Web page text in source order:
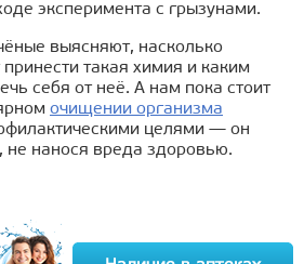
эксперимента с грызунами.
выясняют, насколько
такая химия и каким
себя от неё. А нам пока стоит
очищении организма
целями — он
не нанося вреда здоровью.